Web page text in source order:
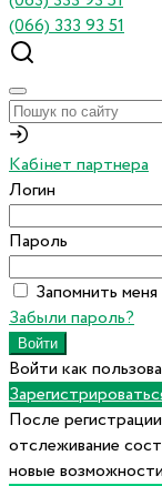
(066) 333 93 51
Кабінет партнера
Логин
Пароль
Запомнить меня
Забыли пароль?
Войти как
После
отслеживание
новые возможности